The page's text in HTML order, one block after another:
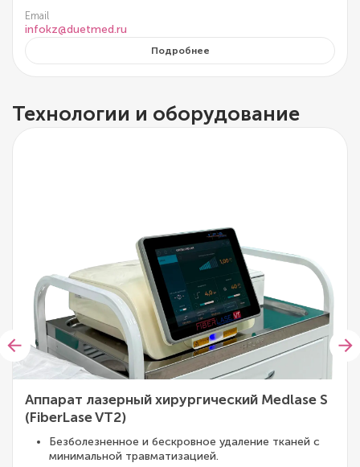
Email
infokz@duetmed.ru
Подробнее
Технологии и оборудование
Аппарат лазерный хирургический Medlase S
(FiberLase VT2)
Безболезненное и бескровное удаление тканей с
минимальной травматизацией.